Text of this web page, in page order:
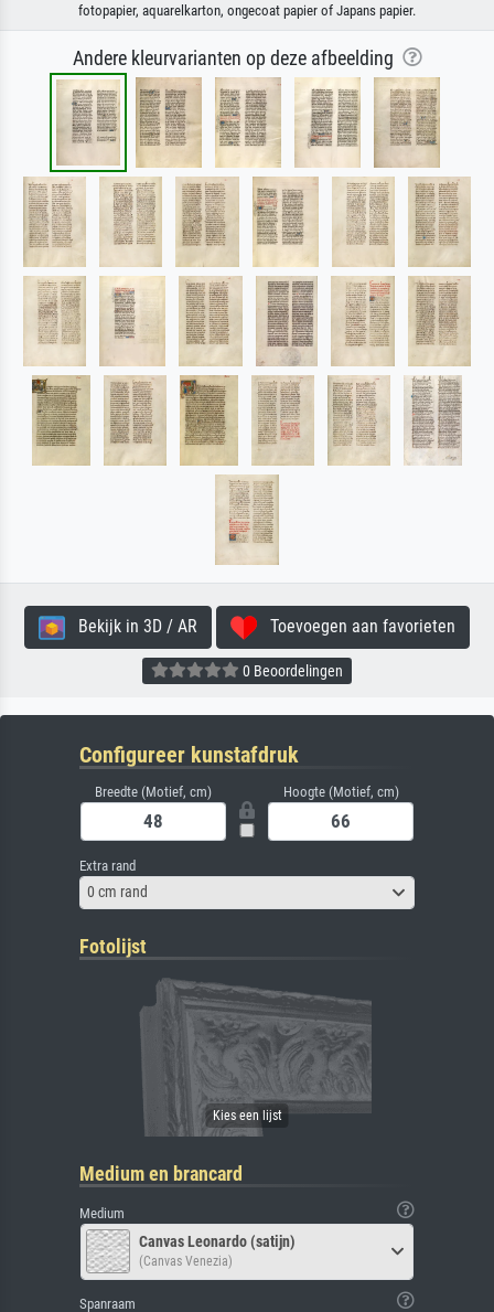
fotopapier, aquarelkarton, ongecoat papier of Japans papier.
Andere kleurvarianten op deze afbeelding
Bekijk in 3D / AR Toevoegen aan favorieten
0 Beoordelingen
Configureer kunstafdruk
Breedte (Motief, cm) Hoogte (Motief, cm)
Extra rand
0 cm rand
Fotolijst
Medium en brancard
Medium
Canvas Leonardo (satijn)
(Canvas Venezia)
Spanraam